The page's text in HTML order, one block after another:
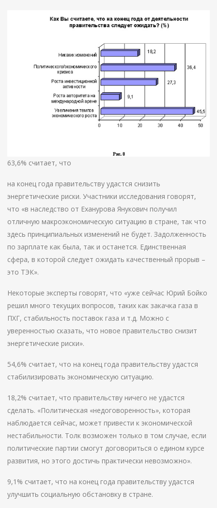
63,6% считает, что
на конец года правительству удастся снизить
энергетические риски. Участники исследования говорят,
что «в наследство от Еханурова Янукович получил
отличную макроэкономическую ситуацию в стране, так что
здесь принципиальных изменений не будет. Задолженность
по зарплате как была, так и останется. Единственная
сфера, в которой следует ожидать качественный прорыв –
это ТЭК».
Некоторые эксперты говорят, что «уже сейчас Юрий Бойко
решил много текущих вопросов, таких как закачка газа в
ПХГ, стабильность поставок газа и т.д. Можно с
уверенностью сказать, что новое правительство снизит
энергетические риски».
54,6% считает, что на конец года правительству удастся
стабилизировать экономическую ситуацию.
18,2% считает, что правительству ничего не удастся
сделать. «Политическая «недоговоренность», которая
наблюдается сейчас, может привести к экономической
нестабильности. Толк возможен только в том случае, если
политические партии смогут договориться о едином курсе
развития, но этого достичь практически невозможно».
9,1% считает, что на конец года правительству удастся
улучшить социальную обстановку в стране.